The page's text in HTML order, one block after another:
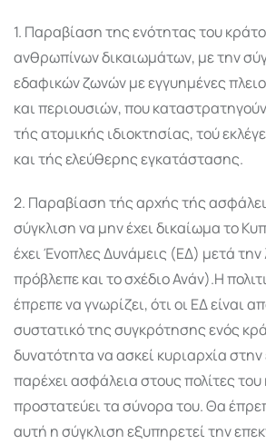
1. Παραβίαση της ενότητας του
ανθρωπίνων δικαιωμάτων, με την
εδαφικών ζωνών με εγγυημένες
και περιουσιών, που
τής ατομικής ιδιοκτησίας, τού
και τής ελεύθερης εγκατάστασης.
2. Παραβίαση τής αρχής τής
σύγκλιση να μην έχει δικαίωμα το
έχει Ένοπλες Δυνάμεις (ΕΔ) μετά
πρόβλεπε και το σχέδιο Ανάν).Η
έπρεπε να γνωρίζει, ότι οι ΕΔ είναι
συστατικό της συγκρότησης ενός
δυνατότητα να ασκεί κυριαρχία στην
παρέχει ασφάλεια στους πολίτες του
προστατεύει τα σύνορα του. Θα
αυτή η σύγκλιση εξυπηρετεί την